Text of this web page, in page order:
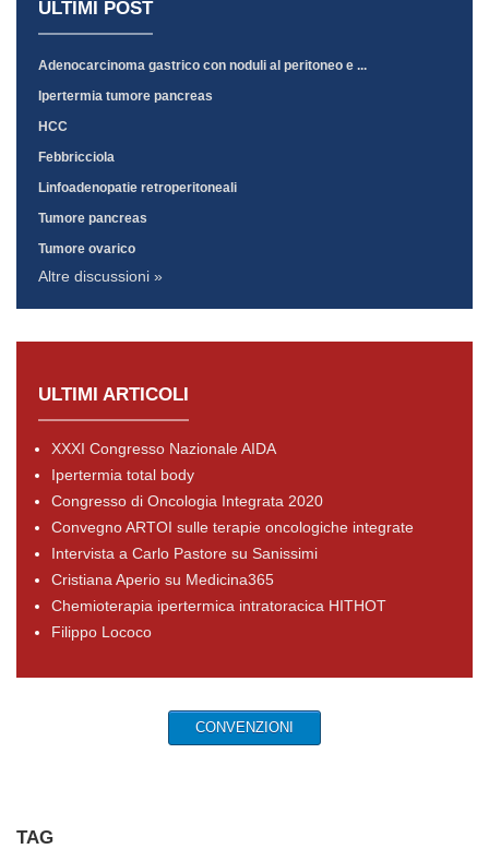
ULTIMI POST
Adenocarcinoma gastrico con noduli al peritoneo e ...
Ipertermia tumore pancreas
HCC
Febbricciola
Linfoadenopatie retroperitoneali
Tumore pancreas
Tumore ovarico
Altre discussioni »
ULTIMI ARTICOLI
XXXI Congresso Nazionale AIDA
Ipertermia total body
Congresso di Oncologia Integrata 2020
Convegno ARTOI sulle terapie oncologiche integrate
Intervista a Carlo Pastore su Sanissimi
Cristiana Aperio su Medicina365
Chemioterapia ipertermica intratoracica HITHOT
Filippo Lococo
CONVENZIONI
TAG